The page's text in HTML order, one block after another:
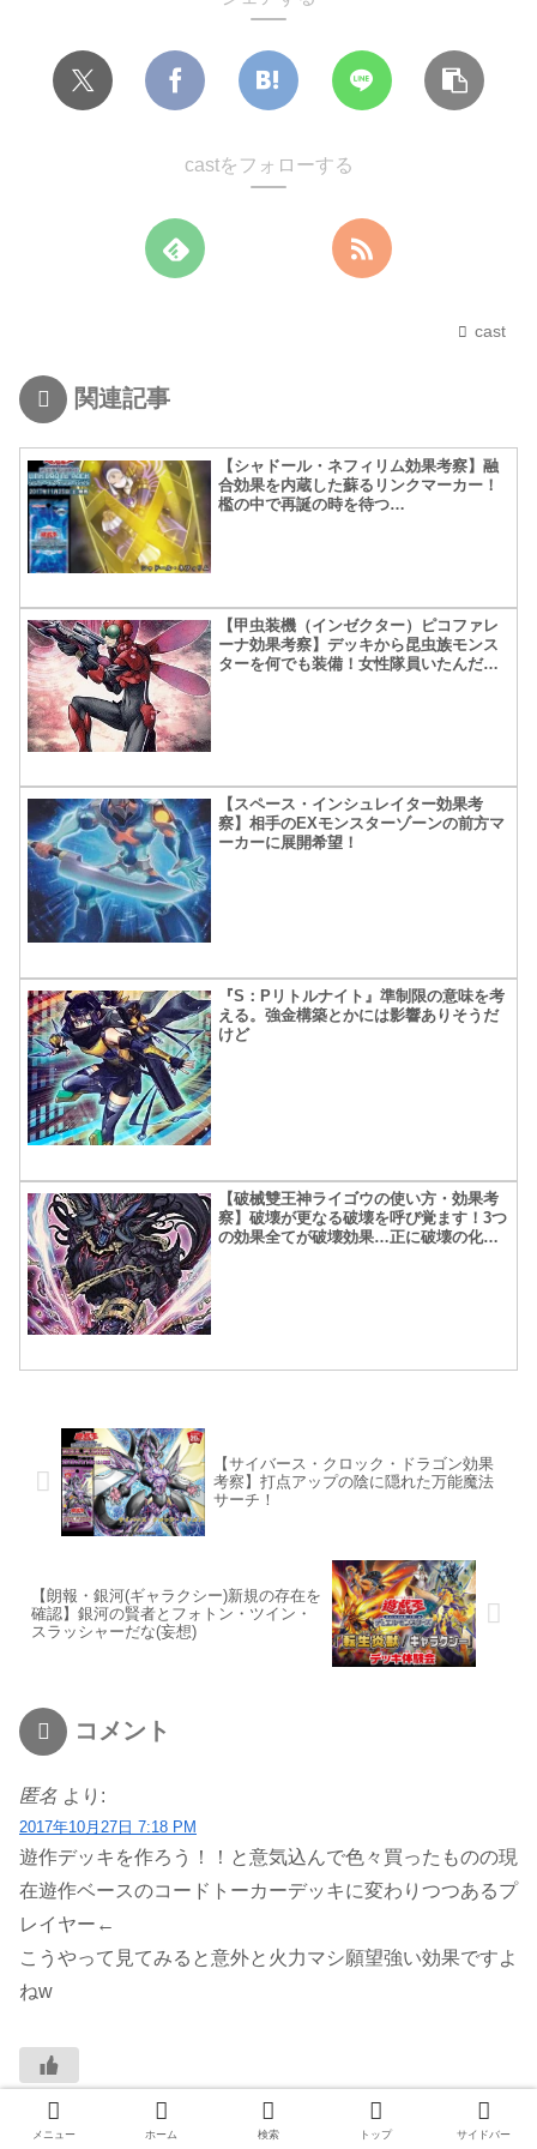
castをフォローする
cast
関連記事
【シャドール・ネフィリム効果考察】融
合効果を内蔵した蘇るリンクマーカー！
檻の中で再誕の時を待つ…
【甲虫装機（インゼクター）ピコファレ
ーナ効果考察】デッキから昆虫族モンス
ターを何でも装備！女性隊員いたんだね
【スペース・インシュレイター効果考
察】相手のEXモンスターゾーンの前方マ
ーカーに展開希望！
『S：Pリトルナイト』準制限の意味を考
える。強金構築とかには影響ありそうだ
けど
【破械雙王神ライゴウの使い方・効果考
察】破壊が更なる破壊を呼び覚ます！3つ
の効果全てが破壊効果…正に破壊の化
【サイバース・クロック・ドラゴン効果
考察】打点アップの陰に隠れた万能魔法
サーチ！
【朗報・銀河(ギャラクシー)新規の存在を
確認】銀河の賢者とフォトン・ツイン・
スラッシャーだな(妄想)
コメント
匿名 より:
2017年10月27日 7:18 PM
遊作デッキを作ろう！！と意気込んで色々買ったものの現
在遊作ベースのコードトーカーデッキに変わりつつあるプ
レイヤー←
こうやって見てみると意外と火力マシ願望強い効果ですよ
ねw
返信
メニュー ホーム 検索 トップ サイドバー